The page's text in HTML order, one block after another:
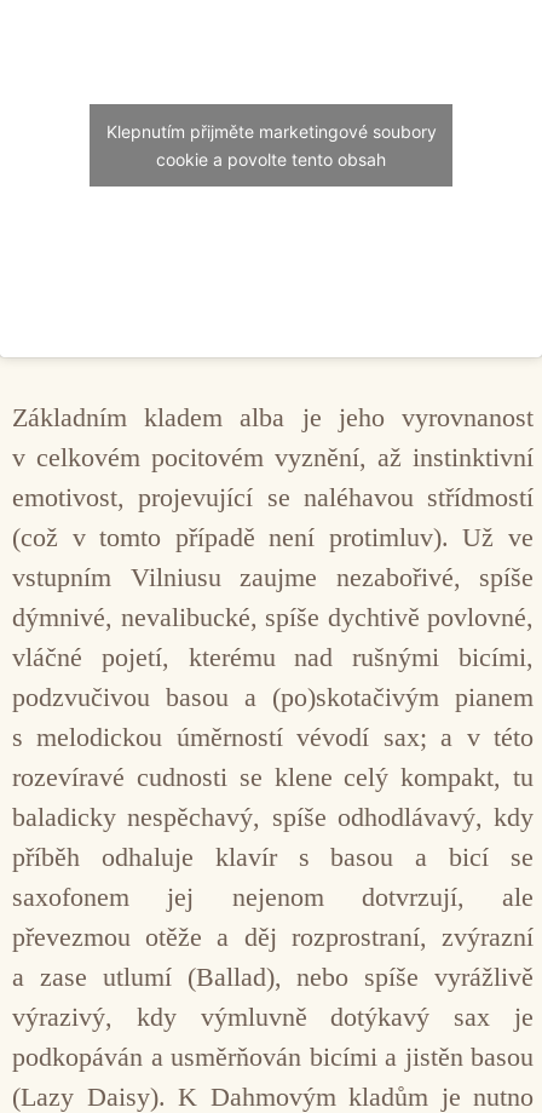
Klepnutím přijměte marketingové soubory
cookie a povolte tento obsah
Základním kladem alba je jeho vyrovnanost
v celkovém pocitovém vyznění, až instinktivní
emotivost, projevující se naléhavou střídmostí
(což v tomto případě není protimluv). Už ve
vstupním Vilniusu zaujme nezabořivé, spíše
dýmnivé, nevalibucké, spíše dychtivě povlovné,
vláčné pojetí, kterému nad rušnými bicími,
podzvučivou basou a (po)skotačivým pianem
s melodickou úměrností vévodí sax; a v této
rozevíravé cudnosti se klene celý kompakt, tu
baladicky nespěchavý, spíše odhodlávavý, kdy
příběh odhaluje klavír s basou a bicí se
saxofonem jej nejenom dotvrzují, ale
převezmou otěže a děj rozprostraní, zvýrazní
a zase utlumí (Ballad), nebo spíše vyrážlivě
výrazivý, kdy výmluvně dotýkavý sax je
podkopáván a usměrňován bicími a jistěn basou
(Lazy Daisy). K Dahmovým kladům je nutno